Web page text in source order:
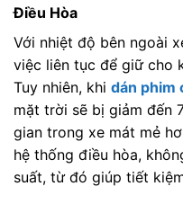
Điều Hòa
Với nhiệt độ bên ngoài
việc liên tục để giữ cho
Tuy nhiên, khi dán phim
mặt trời sẽ bị giảm đến
gian trong xe mát mẻ
hệ thống điều hòa,
suất, từ đó giúp tiết